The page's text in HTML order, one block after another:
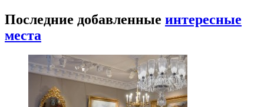
Последние добавленные интересные
места